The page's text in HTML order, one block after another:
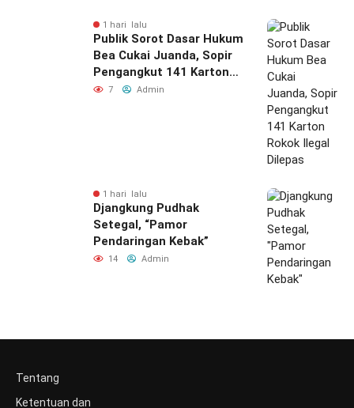
1 hari lalu
Publik Sorot Dasar Hukum
Bea Cukai Juanda, Sopir
Pengangkut 141 Karton
Rokok Ilegal Dilepas
7 Admin
1 hari lalu
Djangkung Pudhak
Setegal, “Pamor
Pendaringan Kebak”
14 Admin
Tentang
Ketentuan dan